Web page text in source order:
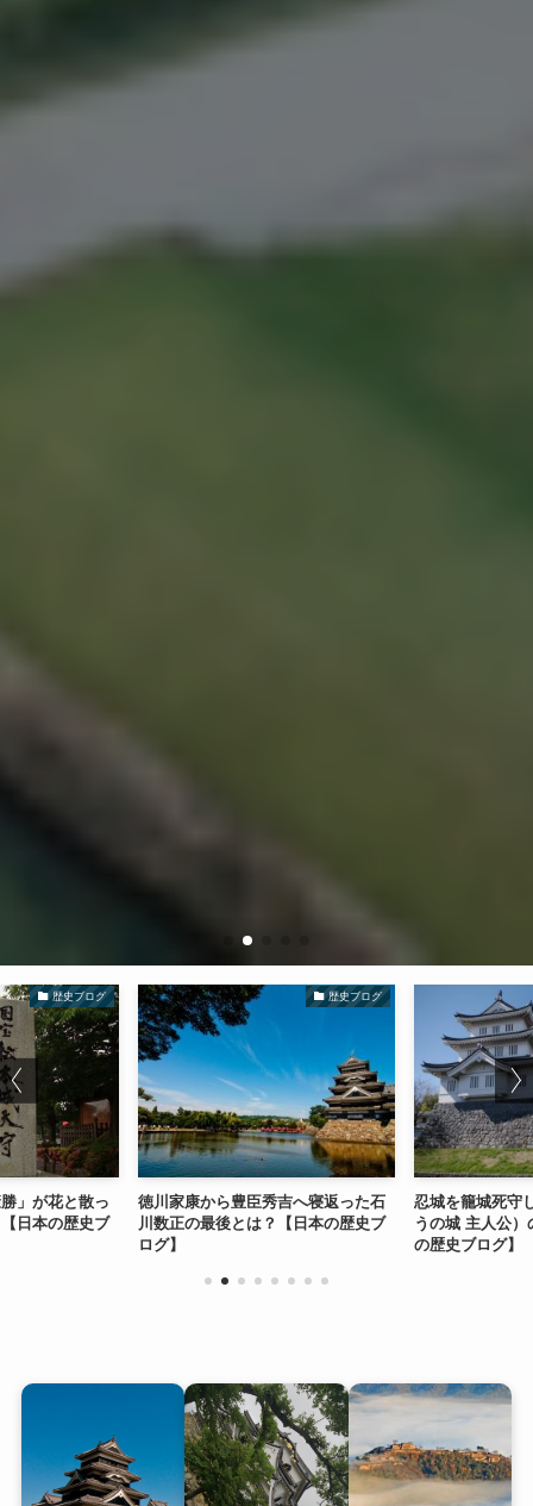
歴史ブログ
」が花と散っ
日本の歴史ブ
歴史ブログ
徳川家康から豊臣秀吉へ寝返った石
川数正の最後とは？【日本の歴史ブ
ログ】
忍城を籠城死守
うの城 主人公
の歴史ブログ】